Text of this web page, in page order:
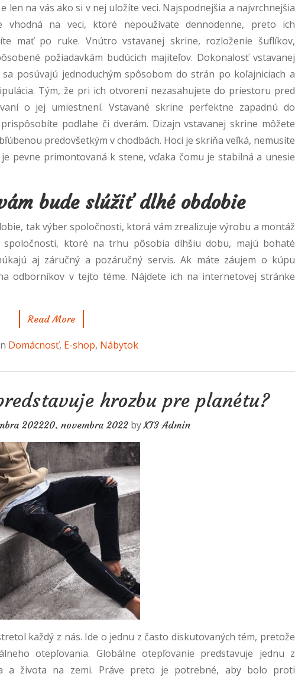
len na vás ako si v nej uložíte veci. Najspodnejšia a najvrchnejšia
vhodná na veci, ktoré nepoužívate dennodenne, preto ich
mať po ruke. Vnútro vstavanej skrine, rozloženie šuflíkov,
požiadavkám budúcich majiteľov. Dokonalosť vstavanej
posúvajú jednoduchým spôsobom do strán po koľajniciach a
Tým, že pri ich otvorení nezasahujete do priestoru pred
o jej umiestnení. Vstavané skrine perfektne zapadnú do
podlahe či dverám. Dizajn vstavanej skrine môžete
predovšetkým v chodbách. Hoci je skriňa veľká, nemusíte
pevne primontovaná k stene, vďaka čomu je stabilná a unesie
bude slúžiť dlhé obdobie
tak výber spoločnosti, ktorá vám zrealizuje výrobu a montáž
ktoré na trhu pôsobia dlhšiu dobu, majú bohaté
aj záručný a pozáručný servis. Ak máte záujem o kúpu
odborníkov v tejto téme. Nájdete ich na internetovej stránke
Read More
Domácnosť, E-shop, Nábytok
hrozbu pre planétu?
202220. novembra 2022 byXT3 Admin
každý z nás. Ide o jednu z často diskutovaných tém, pretože
otepľovania. Globálne otepľovanie predstavuje jednu z
a života na zemi. Práve preto je potrebné, aby bolo proti